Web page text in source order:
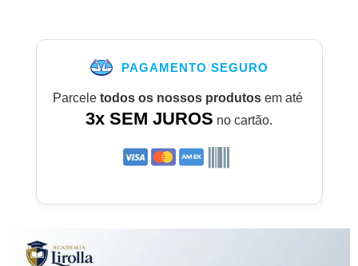
PAGAMENTO SEGURO
Parcele todos os nossos produtosem até
3x SEM JUROS no cartão.